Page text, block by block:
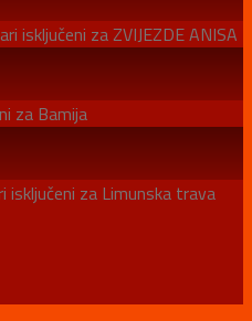
isključeni za ZVIJEZDE ANISA
za Bamija
isključeni za Limunska trava